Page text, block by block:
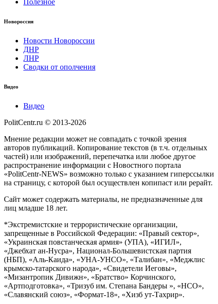
Новороссия
Новости Новороссии
ДНР
ЛНР
Сводки от ополчения
Видео
Видео
PolitCentr.ru © 2013-2026
Мнение редакции может не совпадать с точкой зрения
авторов публикаций. Копирование текстов (в т.ч. отдельных
частей) или изображений, перепечатка или любое другое
распространение информации с Новостного портала
«PolitCentr-NEWS» возможно только с указанием гиперссылки
на страницу, с которой был осуществлен копипаст или рерайт.
Сайт может содержать материалы, не предназначенные для
лиц младше 18 лет.
*Экстремистские и террористические организации,
запрещенные в Российской Федерации: «Правый сектор»,
«Украинская повстанческая армия» (УПА), «ИГИЛ»,
«Джебхат ан-Нусра», Национал-Большевистская партия
(НБП), «Аль-Каида», «УНА-УНСО», «Талибан», «Меджлис
крымско-татарского народа», «Свидетели Иеговы»,
«Мизантропик Дивижн», «Братство» Корчинского,
«Артподготовка», «Тризуб им. Степана Бандеры », «НСО»,
«Славянский союз», «Формат-18», «Хизб ут-Тахрир».